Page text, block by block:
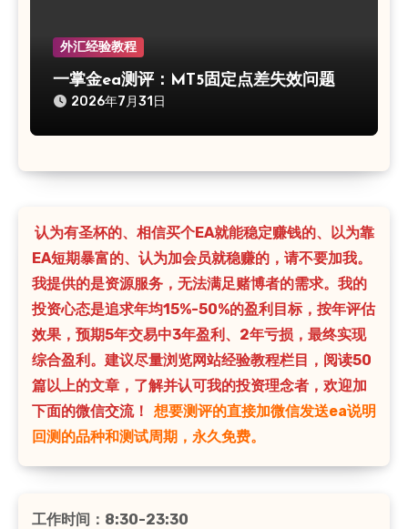
外汇经验教程
一掌金ea测评：MT5固定点差失效问题
2026年7月31日
认为有圣杯的、相信买个EA就能稳定赚钱的、以为靠
EA短期暴富的、认为加会员就稳赚的，请不要加我。
我提供的是资源服务，无法满足赌博者的需求。我的
投资心态是追求年均15%-50%的盈利目标，按年评估
效果，预期5年交易中3年盈利、2年亏损，最终实现
综合盈利。建议尽量浏览网站经验教程栏目，阅读50
篇以上的文章，了解并认可我的投资理念者，欢迎加
下面的微信交流！
想要测评的直接加微信发送ea说明
回测的品种和测试周期，永久免费。
工作时间：8:30-23:30